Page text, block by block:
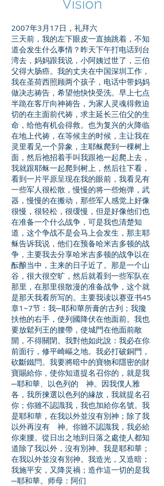
Vision
2007年3月17日，礼拜六
三天前，我的左下眼皮一直抽跳着，不知
道会发生什么事情？昨天下午打电话到台
湾去，妈妈跟我说，小阿姨过世了，三伯
父得大肠癌。我的丈夫在中国深圳工作，
我在圣荷西照顾两个孩子，电话中带妈妈
做决志祷告，希望他快快受洗。早上七点
半跪在客厅向神祷告，为家人灵魂得救迫
切的在主面前代祷，求主延长三伯父的生
命，给他有机会得救。也为复兴的火降临
在地上代祷，在等候主的时候，主让我在
灵里看见一个异象，主耶稣爬到一棵树上
面，然后祂招着手叫我跟祂一起爬上去，
我就跟耶稣一起爬到树上，然后往下看，
看到一片平原呈现在我的眼前，我看见有
一些军人很松散，慢慢的将一些炮弹，武
器，慢慢的在搬动，那些军人感觉上好像
很慢，很轻松，很缓慢，但是好像他们也
在准备一个什么战争，可是我也清楚知
道，这个争战不是会马上会发生，那主耶
稣告诉我说，他们在预备哈米吉多顿的战
争，主要我去分享哈米吉多顿的战争以在
酝酿当中，主来的日子近了。那是一个山
谷，很大很空旷，然后就看到一些军队在
那里，在那里很散漫的准备战争，这个就
是那天我看所写的。主要我读以赛亚书45
章1~7节：我─耶和華所膏的古列；我攙
扶他的右手，使列國降伏在他面前。我也
要放鬆列王的腰帶，使城門在他面前敞
開，不得關閉。我對他如此說：我必在你
前面行，修平崎嶇之地。我必打破銅門，
砍斷鐵閂。我要將暗中的寶物和隱密的財
寶賜給你，使你知道提名召你的，就是我
─耶和華、以色列的 神。因我僕人雅
各，我所揀選以色列的緣故，我就提名召
你；你雖不認識我，我也加給你名號。我
是耶和華，在我以外並沒有別神；除了我
以外再沒有 神。你雖不認識我，我必給
你束腰。從日出之地到日落之處使人都知
道除了我以外，沒有別神。我是耶和華；
在我以外並沒有別神。我造光，又造暗；
我施平安，又降災禍；造作這一切的是我
─耶和華。师母：阿们